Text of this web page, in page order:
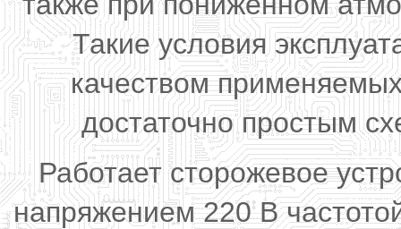
Такие условия
качеством
достаточно простым
Работает сторожевое
напряжением 220 В